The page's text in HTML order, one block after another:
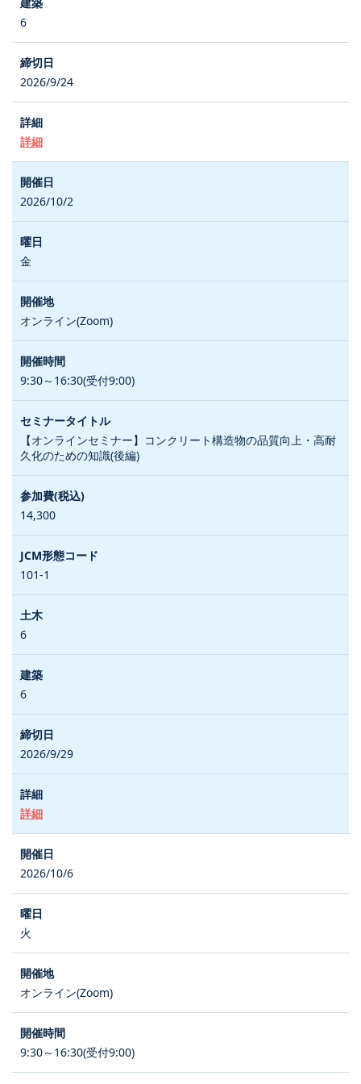
6
2026/9/24
詳細
2026/10/2
金
オンライン(Zoom)
9:30～16:30(受付9:00)
【オンラインセミナー】コンクリート構造物の品質向上・高耐
久化のための知識(後編)
14,300
101-1
6
6
2026/9/29
詳細
2026/10/6
火
オンライン(Zoom)
9:30～16:30(受付9:00)